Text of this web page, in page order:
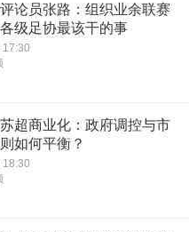
论员张路：组织业余联赛
级足协最该干的事
超商业化：政府调控与市
如何平衡？